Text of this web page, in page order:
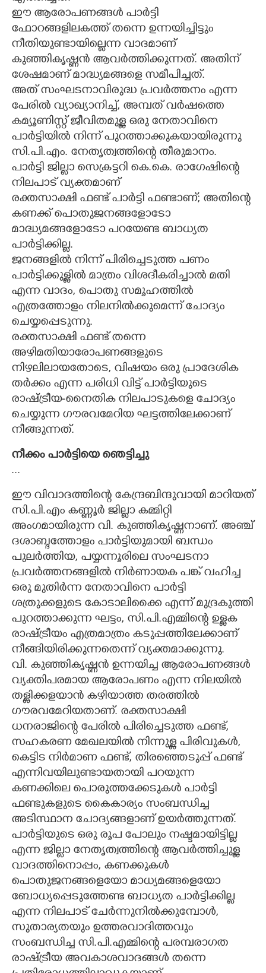
ഈ ആരോപണങ്ങൾ പാർട്ടി
ഫോറങ്ങളിലകത്ത് തന്നെ ഉന്നയിച്ചിട്ടും
നീതിയുണ്ടായില്ലെന്ന വാദമാണ്
കുഞ്ഞികൃഷ്ണൻ ആവർത്തിക്കുന്നത്. അതിന്
ശേഷമാണ് മാദ്ധ്യമങ്ങളെ സമീപിച്ചത്.
അത് സംഘടനാവിരുദ്ധ പ്രവർത്തനം എന്ന
പേരിൽ വ്യാഖ്യാനിച്ച്, അമ്പത് വർഷത്തെ
കമ്യൂണിസ്റ്റ് ജീവിതമുള്ള ഒരു നേതാവിനെ
പാർട്ടിയിൽ നിന്ന് പുറത്താക്കുകയായിരുന്നു
സി.പി.എം. നേതൃത്വത്തിന്റെ തീരുമാനം.
പാർട്ടി ജില്ലാ സെക്രട്ടറി കെ.കെ. രാഗേഷിന്റെ
നിലപാട് വ്യക്തമാണ്
രക്തസാക്ഷി ഫണ്ട് പാർട്ടി ഫണ്ടാണ്; അതിന്റെ
കണക്ക് പൊതുജനങ്ങളോടോ
മാദ്ധ്യമങ്ങളോടോ പറയേണ്ട ബാധ്യത
പാർട്ടിക്കില്ല.
ജനങ്ങളിൽ നിന്ന് പിരിച്ചെടുത്ത പണം
പാർട്ടിക്കുള്ളിൽ മാത്രം വിശദീകരിച്ചാൽ മതി
എന്ന വാദം, പൊതു സമൂഹത്തിൽ
എത്രത്തോളം നിലനിൽക്കുമെന്ന് ചോദ്യം
ചെയ്യപ്പെടുന്നു.
രക്തസാക്ഷി ഫണ്ട് തന്നെ
അഴിമതിയാരോപണങ്ങളുടെ
നിഴലിലായതോടെ, വിഷയം ഒരു പ്രാദേശിക
തർക്കം എന്ന പരിധി വിട്ട് പാർട്ടിയുടെ
രാഷ്ട്രീയ-നൈതിക നിലപാടുകളെ ചോദ്യം
ചെയ്യുന്ന ഗൗരവമേറിയ ഘട്ടത്തിലേക്കാണ്
നീങ്ങുന്നത്.
നീക്കം പാർട്ടിയെ ഞെട്ടിച്ചു
...
ഈ വിവാദത്തിന്റെ കേന്ദ്രബിന്ദുവായി മാറിയത്
സി.പി.എം കണ്ണൂർ ജില്ലാ കമ്മിറ്റി
അംഗമായിരുന്ന വി. കുഞ്ഞികൃഷ്ണനാണ്. അഞ്ച്
ദശാബ്ദത്തോളം പാർട്ടിയുമായി ബന്ധം
പുലർത്തിയ, പയ്യന്നൂരിലെ സംഘടനാ
പ്രവർത്തനങ്ങളിൽ നിർണായക പങ്ക് വഹിച്ച
ഒരു മുതിർന്ന നേതാവിനെ പാർട്ടി
ശത്രുക്കളുടെ കോടാലിക്കൈ എന്ന് മുദ്രകുത്തി
പുറത്താക്കുന്ന ഘട്ടം, സി.പി.എമ്മിന്റെ ഉള്ളക
രാഷ്ട്രീയം എത്രമാത്രം കടുപ്പത്തിലേക്കാണ്
നീങ്ങിയിരിക്കുന്നതെന്ന് വ്യക്തമാക്കുന്നു.
വി. കുഞ്ഞികൃഷ്ണൻ ഉന്നയിച്ച ആരോപണങ്ങൾ
വ്യക്തിപരമായ ആരോപണം എന്ന നിലയിൽ
തള്ളിക്കളയാൻ കഴിയാത്ത തരത്തിൽ
ഗൗരവമേറിയതാണ്. രക്തസാക്ഷി
ധനരാജിന്റെ പേരിൽ പിരിച്ചെടുത്ത ഫണ്ട്,
സഹകരണ മേഖലയിൽ നിന്നുള്ള പിരിവുകൾ,
കെട്ടിട നിർമാണ ഫണ്ട്, തിരഞ്ഞെടുപ്പ് ഫണ്ട്
എന്നിവയിലുണ്ടായതായി പറയുന്ന
കണക്കിലെ പൊരുത്തക്കേടുകൾ പാർട്ടി
ഫണ്ടുകളുടെ കൈകാര്യം സംബന്ധിച്ച
അടിസ്ഥാന ചോദ്യങ്ങളാണ് ഉയർത്തുന്നത്.
പാർട്ടിയുടെ ഒരു രൂപ പോലും നഷ്ടമായിട്ടില്ല
എന്ന ജില്ലാ നേതൃത്വത്തിന്റെ ആവർത്തിച്ചുള്ള
വാദത്തിനൊപ്പം, കണക്കുകൾ
പൊതുജനങ്ങളെയോ മാധ്യമങ്ങളെയോ
ബോധ്യപ്പെടുത്തേണ്ട ബാധ്യത പാർട്ടിക്കില്ല
എന്ന നിലപാട് ചേർന്നുനിൽക്കുമ്പോൾ,
സുതാര്യതയും ഉത്തരവാദിത്തവും
സംബന്ധിച്ച സി.പി.എമ്മിന്റെ പരമ്പരാഗത
രാഷ്ട്രീയ അവകാശവാദങ്ങൾ തന്നെ